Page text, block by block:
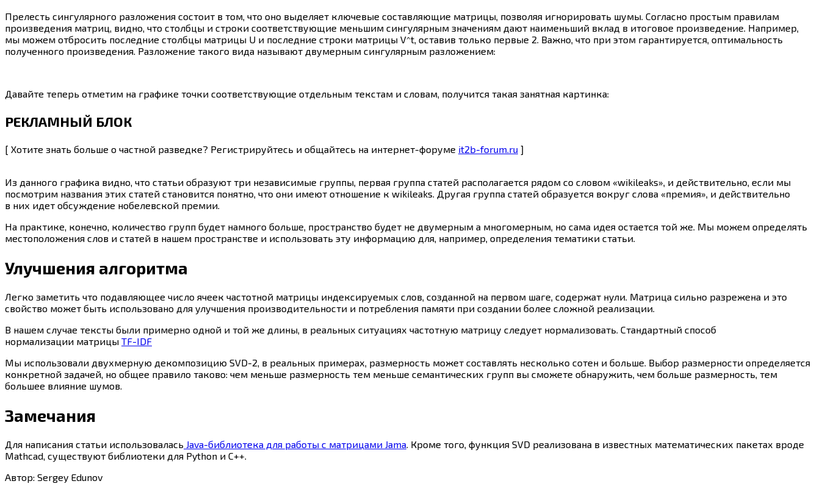
Прелесть сингулярного разложения состоит в том, что оно выделяет ключевые составляющие матрицы, позволяя игнорировать шумы. Согласно простым правилам
произведения матриц, видно, что столбцы и строки соответствующие меньшим сингулярным значениям дают наименьший вклад в итоговое произведение. Например,
мы можем отбросить последние столбцы матрицы U и последние строки матрицы V^t, оставив только первые 2. Важно, что при этом гарантируется, оптимальность
полученного произведения. Разложение такого вида называют двумерным сингулярным разложением:
Давайте теперь отметим на графике точки соответствующие отдельным текстам и словам, получится такая занятная картинка:
РЕКЛАМНЫЙ БЛОК
[ Хотите знать больше о частной разведке? Регистрируйтесь и общайтесь на интернет-форуме it2b-forum.ru ]
Из данного графика видно, что статьи образуют три независимые группы, первая группа статей располагается рядом со словом «wikileaks», и действительно, если мы
посмотрим названия этих статей становится понятно, что они имеют отношение к wikileaks. Другая группа статей образуется вокруг слова «премия», и действительно
в них идет обсуждение нобелевской премии.
На практике, конечно, количество групп будет намного больше, пространство будет не двумерным а многомерным, но сама идея остается той же. Мы можем определять
местоположения слов и статей в нашем пространстве и использовать эту информацию для, например, определения тематики статьи.
Улучшения алгоритма
Легко заметить что подавляющее число ячеек частотной матрицы индексируемых слов, созданной на первом шаге, содержат нули. Матрица сильно разрежена и это
свойство может быть использовано для улучшения производительности и потребления памяти при создании более сложной реализации.
В нашем случае тексты были примерно одной и той же длины, в реальных ситуациях частотную матрицу следует нормализовать. Стандартный способ
нормализации матрицы TF-IDF
Мы использовали двухмерную декомпозицию SVD-2, в реальных примерах, размерность может составлять несколько сотен и больше. Выбор размерности определяется
конкретной задачей, но общее правило таково: чем меньше размерность тем меньше семантических групп вы сможете обнаружить, чем больше размерность, тем
большее влияние шумов.
Замечания
Для написания статьи использовалась Java-библиотека для работы с матрицами Jama. Кроме того, функция SVD реализована в известных математических пакетах вроде
Mathcad, существуют библиотеки для Python и C++.
Автор: Sergey Edunov